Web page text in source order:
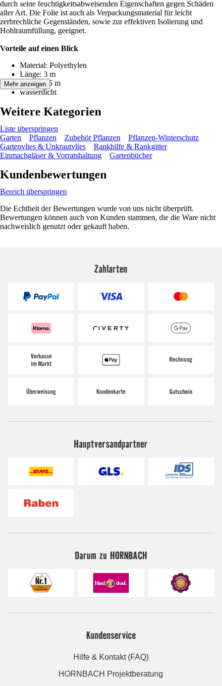
durch seine feuchtigkeitsabweisenden Eigenschaften gegen Schäden
aller Art. Die Folie ist auch als Verpackungsmaterial für leicht
zerbrechliche Gegenständen, sowie zur effektiven Isolierung und
Hohlraumfüllung, geeignet.
Vorteile auf einen Blick
Material: Polyethylen
Länge: 3 m
Breite: 0,5 m
wasserdicht
Mehr anzeigen
Weitere Kategorien
Liste überspringen
Garten
Pflanzen Zubehör Pflanzen
Pflanzen-Winterschutz
Gartenvlies & Unkrautvlies
Rankhilfe & Rankgitter
Einmachgläser & Vorratshaltung
Gartenbücher
Kundenbewertungen
Bereich überspringen
Die Echtheit der Bewertungen wurde von uns nicht überprüft.
Bewertungen können auch von Kunden stammen, die die Ware nicht
nachweislich genutzt oder gekauft haben.
Zahlarten
Hauptversandpartner
Darum zu HORNBACH
Kundenservice
Hilfe & Kontakt (FAQ)
HORNBACH Projektberatung